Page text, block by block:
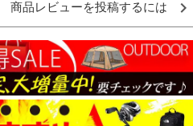
商品レビューを投稿するには